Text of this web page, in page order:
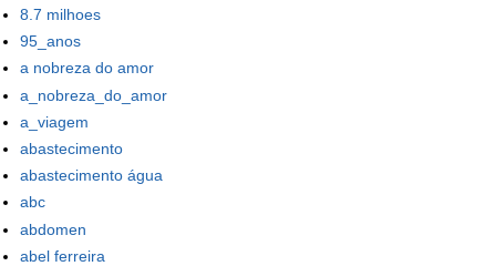
8.7 milhoes
95_anos
a nobreza do amor
a_nobreza_do_amor
a_viagem
abastecimento
abastecimento água
abc
abdomen
abel ferreira